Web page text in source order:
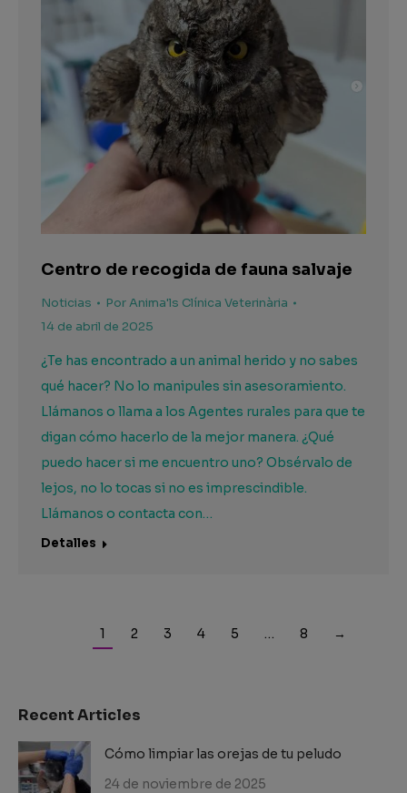
Centro de recogida de fauna salvaje
Noticias PorAnima'ls Clínica Veterinària
14 de abril de 2025
¿Te has encontrado a un animal herido y no sabes
qué hacer? No lo manipules sin asesoramiento.
Llámanos o llama a los Agentes rurales para que te
digan cómo hacerlo de la mejor manera. ¿Qué
puedo hacer si me encuentro uno? Obsérvalo de
lejos, no lo tocas si no es imprescindible.
Llámanos o contacta con…
Detalles
1 2 3 4 5 … 8 →
Recent Articles
Cómo limpiar las orejas de tu peludo
24 de noviembre de 2025